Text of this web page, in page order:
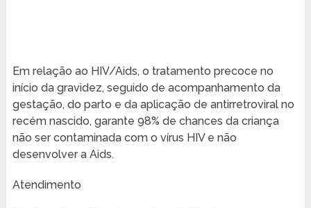
Em relação ao HIV/Aids, o tratamento precoce no
início da gravidez, seguido de acompanhamento da
gestação, do parto e da aplicação de antirretroviral no
recém nascido, garante 98% de chances da criança
não ser contaminada com o vírus HIV e não
desenvolver a Aids.
Atendimento